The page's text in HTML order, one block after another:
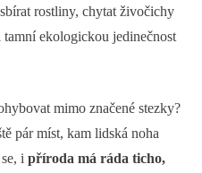
rostliny, chytat živočichy
ekologickou jedinečnost
mimo značené stezky?
pár míst, kam lidská noha
i příroda má ráda ticho,